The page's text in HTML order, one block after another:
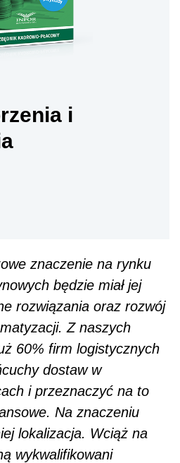
i
znaczenie na rynku
będzie miał jej
rozwiązania oraz rozwój
Z naszych
60% firm logistycznych
dostaw w
i przeznaczyć na to
Na znaczeniu
lokalizacja. Wciąż na
wykwalifikowani